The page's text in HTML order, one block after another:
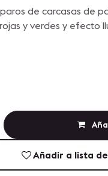
de carcasas de
y verdes y efecto
Añadir a lista